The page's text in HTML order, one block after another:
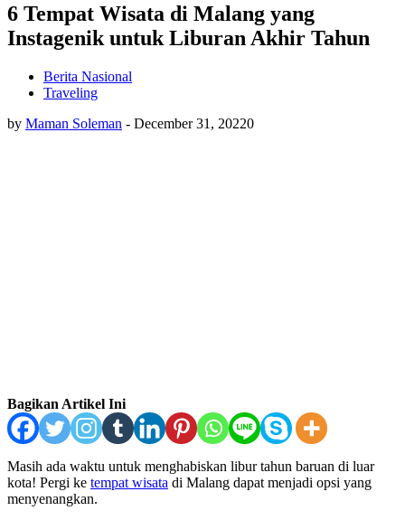
6 Tempat Wisata di Malang yang
Instagenik untuk Liburan Akhir Tahun
Berita Nasional
Traveling
by Maman Soleman - December 31, 20220
Bagikan Artikel Ini
Masih ada waktu untuk menghabiskan libur tahun baruan di luar
kota! Pergi ke tempat wisata di Malang dapat menjadi opsi yang
menyenangkan.